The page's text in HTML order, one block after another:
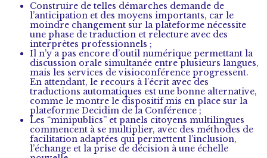
Construire de telles démarches demande de
l’anticipation et des moyens importants, car le
moindre changement sur la plateforme nécessite
une phase de traduction et relecture avec des
interprètes professionnels ;
Il n’y a pas encore d’outil numérique permettant la
discussion orale simultanée entre plusieurs langues,
mais les services de visioconférence progressent.
En attendant, le recours à l’écrit avec des
traductions automatiques est une bonne alternative,
comme le montre le dispositif mis en place sur la
plateforme Decidim de la Conférence ;
Les “minipublics” et panels citoyens multilingues
commencent à se multiplier, avec des méthodes de
facilitation adaptées qui permettent l’inclusion,
l’échange et la prise de décision à une échelle